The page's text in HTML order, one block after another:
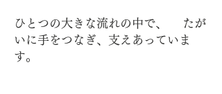
ひとつの大きな流れの中で、 たが
いに手をつなぎ、支えあっていま
す。